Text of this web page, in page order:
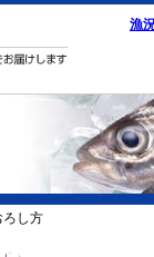
漁
ろし方